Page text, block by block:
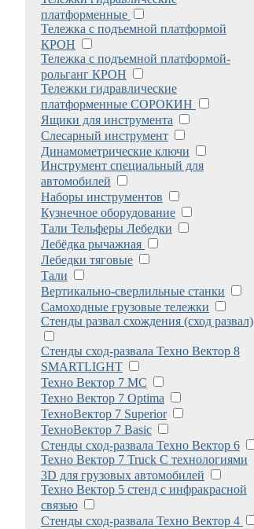
платформенные
Тележка с подъемной платформой
КРОН
Тележка с подъемной платформой-
рольганг КРОН
Тележки гидравлические
платформенные СОРОКИН
Ящики для инструмента
Слесарный инструмент
Динамометрические ключи
Инструмент специальный для
автомобилей
Наборы инструментов
Кузнечное оборудование
Тали Тельферы Лебедки
Лебёдка рычажная
Лебедки тяговые
Тали
Вертикально-сверлильные станки
Самоходные грузовые тележки
Стенды развал схождения (сход развал)
Стенды сход-развала Техно Вектор 8
SMARTLIGHT
Техно Вектор 7 МС
Техно Вектор 7 Optima
ТехноВектор 7 Superior
ТехноВектор 7 Basic
Стенды сход-развала Техно Вектор 6
Техно Вектор 7 Truck С технологиями
3D для грузовых автомобилей
Техно Вектор 5 стенд с инфракрасной
связью
Стенды сход-развала Техно Вектор 4